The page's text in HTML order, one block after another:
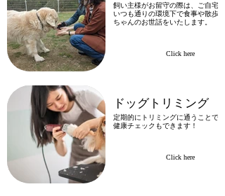
飼い主様がお留守の際は、ご自宅に
いつも通りの環境下で食事や散歩な
ちゃんのお世話をいたします。
Click here
ドッグトリミング
定期的にトリミングに通うことで、
健康チェックもできます！
Click here